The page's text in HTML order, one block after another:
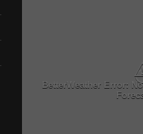
BetterWeather Error: